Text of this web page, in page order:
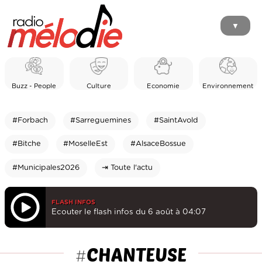
▼
Buzz - People Culture Economie Environnement
#Forbach #Sarreguemines #SaintAvold
#Bitche #MoselleEst #AlsaceBossue
#Municipales2026 ⇥ Toute l'actu
FLASH INFOS
Ecouter le flash infos du 6 août à 04:07
#CHANTEUSE